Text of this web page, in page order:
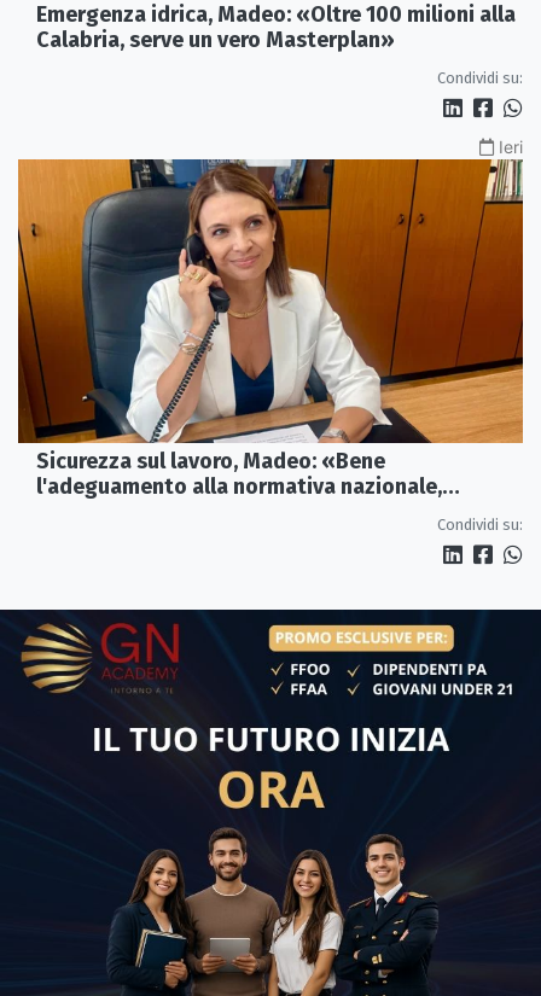
Emergenza idrica, Madeo: «Oltre 100 milioni alla
Calabria, serve un vero Masterplan»
Condividi su:
Ieri
Sicurezza sul lavoro, Madeo: «Bene
l'adeguamento alla normativa nazionale,
Condividi su: